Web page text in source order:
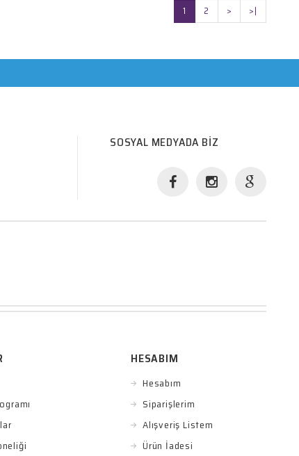
1 2 > >|
SOSYAL MEDYADA BIZ
HESABIM
Hesabım
Siparişlerim
Alışveriş Listem
Ürün İadesi